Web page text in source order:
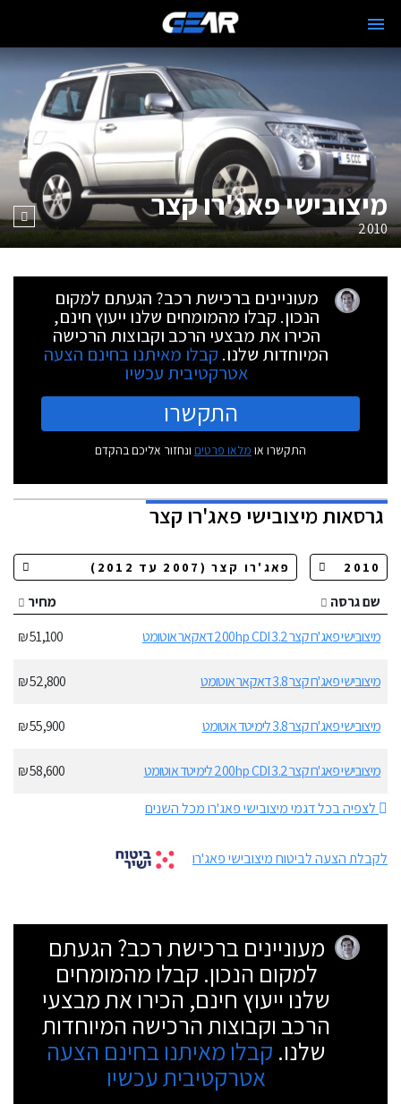
מיצובישי פאג'רו קצר
2010
מעוניינים ברכישת רכב? הגעתם למקום
הנכון. קבלו מהמומחים שלנו ייעוץ חינם,
הכירו את מבצעי הרכב וקבוצות הרכישה
המיוחדות שלנו. קבלו מאיתנו בחינם הצעה
אטרקטיבית עכשיו
התקשרו
התקשרו או מלאו פרטים ונחזור אליכם בהקדם
גרסאותמיצובישי פאג'רו קצר
שם גרסה
מחיר
מיצובישי פאג'רו קצר 200hp CDI 3.2 דאקאר אוטומט
51,100 ₪
מיצובישי פאג'רו קצר 3.8 דאקאר אוטומט 52,800 ₪
מיצובישי פאג'רו קצר 3.8 לימיטד אוטומט 55,900 ₪
מיצובישי פאג'רו קצר 200hp CDI 3.2 לימיטד אוטומט
58,600 ₪
לצפיה בכל דגמי מיצובישי פאג'רו מכל השנים
לקבלת הצעה לביטוח מיצובישי פאג'רו
מעוניינים ברכישת רכב? הגעתם
למקום הנכון. קבלו מהמומחים
שלנו ייעוץ חינם, הכירו את מבצעי
הרכב וקבוצות הרכישה המיוחדות
שלנו. קבלו מאיתנו בחינם הצעה
אטרקטיבית עכשיו